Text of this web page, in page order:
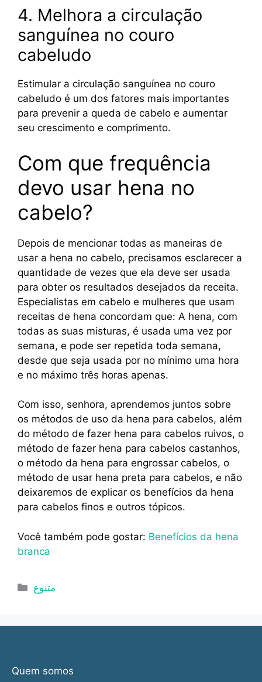
4. Melhora a circulação
sanguínea no couro
cabeludo
Estimular a circulação sanguínea no couro
cabeludo é um dos fatores mais importantes
para prevenir a queda de cabelo e aumentar
seu crescimento e comprimento.
Com que frequência
devo usar hena no
cabelo?
Depois de mencionar todas as maneiras de
usar a hena no cabelo, precisamos esclarecer a
quantidade de vezes que ela deve ser usada
para obter os resultados desejados da receita.
Especialistas em cabelo e mulheres que usam
receitas de hena concordam que: A hena, com
todas as suas misturas, é usada uma vez por
semana, e pode ser repetida toda semana,
desde que seja usada por no mínimo uma hora
e no máximo três horas apenas.
Com isso, senhora, aprendemos juntos sobre
os métodos de uso da hena para cabelos, além
do método de fazer hena para cabelos ruivos, o
método de fazer hena para cabelos castanhos,
o método da hena para engrossar cabelos, o
método de usar hena preta para cabelos, e não
deixaremos de explicar os benefícios da hena
para cabelos finos e outros tópicos.
Você também pode gostar: Benefícios da hena
branca
Categorias
متنوع
Quem somos